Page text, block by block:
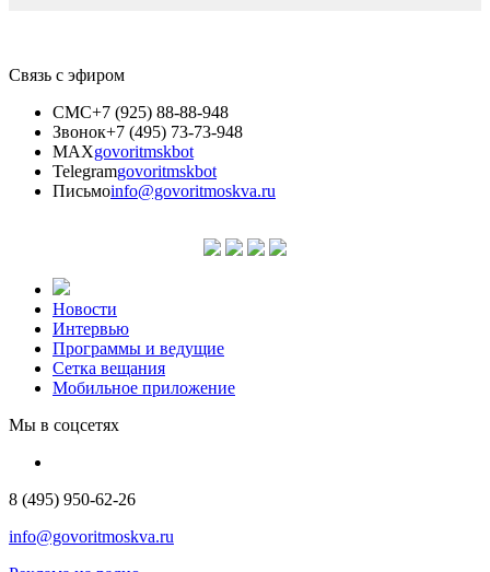
Связь с эфиром
СМС+7 (925) 88-88-948
Звонок+7 (495) 73-73-948
MAXgovoritmskbot
Telegramgovoritmskbot
Письмоinfo@govoritmoskva.ru
Новости
Интервью
Программы и ведущие
Сетка вещания
Мобильное приложение
Мы в соцсетях
8 (495) 950-62-26
info@govoritmoskva.ru